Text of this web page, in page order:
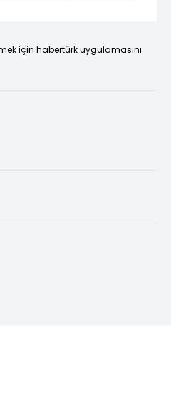
için habertürk uygulamasını